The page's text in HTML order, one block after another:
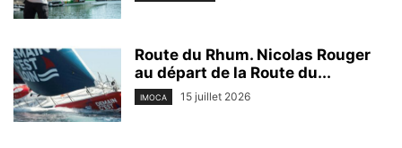
Route du Rhum. Nicolas Rouger
au départ de la Route du...
IMOCA 15 juillet 2026